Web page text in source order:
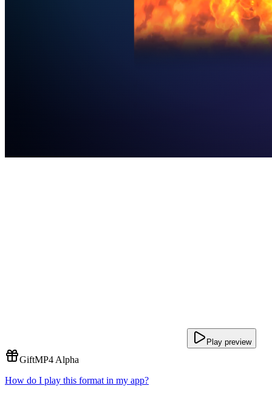
Play preview
GiftMP4 Alpha
How do I play this format in my app?